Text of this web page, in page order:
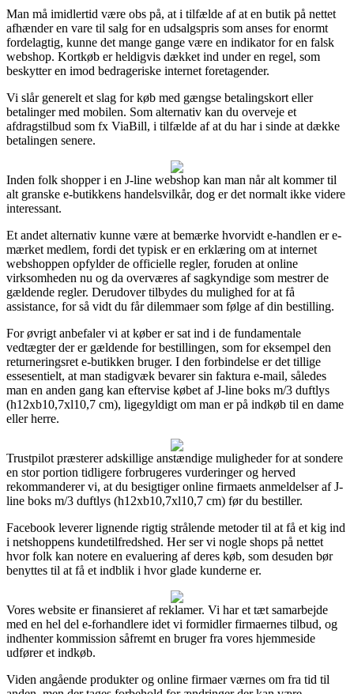
Man må imidlertid være obs på, at i tilfælde af at en butik på nettet
afhænder en vare til salg for en udsalgspris som anses for enormt
fordelagtig, kunne det mange gange være en indikator for en falsk
webshop. Kortkøb er heldigvis dækket ind under en regel, som
beskytter en imod bedrageriske internet foretagender.
Vi slår generelt et slag for køb med gængse betalingskort eller
betalinger med mobilen. Som alternativ kan du overveje et
afdragstilbud som fx ViaBill, i tilfælde af at du har i sinde at dække
betalingen senere.
Inden folk shopper i en J-line webshop kan man når alt kommer til
alt granske e-butikkens handelsvilkår, dog er det normalt ikke videre
interessant.
Et andet alternativ kunne være at bemærke hvorvidt e-handlen er e-
mærket medlem, fordi det typisk er en erklæring om at internet
webshoppen opfylder de officielle regler, foruden at online
virksomheden nu og da overværes af sagkyndige som mestrer de
gældende regler. Derudover tilbydes du mulighed for at få
assistance, for så vidt du får dilemmaer som følge af din bestilling.
For øvrigt anbefaler vi at køber er sat ind i de fundamentale
vedtægter der er gældende for bestillingen, som for eksempel den
returneringsret e-butikken bruger. I den forbindelse er det tillige
essesentielt, at man stadigvæk bevarer sin faktura e-mail, således
man en anden gang kan eftervise købet af J-line boks m/3 duftlys
(h12xb10,7xl10,7 cm), ligegyldigt om man er på indkøb til en dame
eller herre.
Trustpilot præsterer adskillige anstændige muligheder for at sondere
en stor portion tidligere forbrugeres vurderinger og herved
rekommanderer vi, at du besigtiger online firmaets anmeldelser af J-
line boks m/3 duftlys (h12xb10,7xl10,7 cm) før du bestiller.
Facebook leverer lignende rigtig strålende metoder til at få et kig ind
i netshoppens kundetilfredshed. Her ser vi nogle shops på nettet
hvor folk kan notere en evaluering af deres køb, som desuden bør
benyttes til at få et indblik i hvor glade kunderne er.
Vores website er finansieret af reklamer. Vi har et tæt samarbejde
med en hel del e-forhandlere idet vi formidler firmaernes tilbud, og
indhenter kommission såfremt en bruger fra vores hjemmeside
udfører et indkøb.
Viden angående produkter og online firmaer værnes om fra tid til